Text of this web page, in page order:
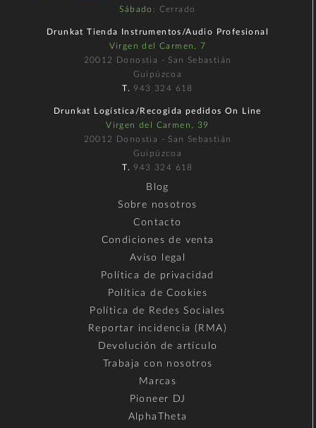
Sábado : Cerrado
Drunkat Tienda Instrumentos/Audio Profesional
Virgen del Carmen, 7
20012 Donostia - San Sebastián
Guipúzcoa
T. 943 324 618
Drunkat Logística/Recogida pedidos On Line
Virgen del Carmen, 39
20012 Donostia - San Sebastián
Guipúzcoa
T. 943 324 618
Blog
Sobre nosotros
Contacto
Condiciones de venta
Aviso legal
Política de privacidad
Política de Cookies
Política de Redes Sociales
Reportar incidencia (RMA)
Devolución de artículo
Trabaja con nosotros
Marcas
Pioneer DJ
AlphaTheta